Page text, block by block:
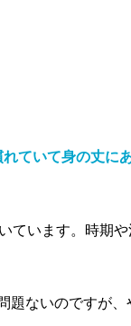
ていて身の丈に
ています。時期
ないのですが